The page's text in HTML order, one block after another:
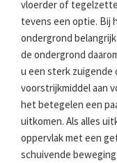
vloerder of
tevens een optie. Bij
ondergrond
de ondergrond
u een sterk zuigende
voorstrijkmiddel aan
het betegelen een
uitkomen. Als alles
oppervlak met een
schuivende